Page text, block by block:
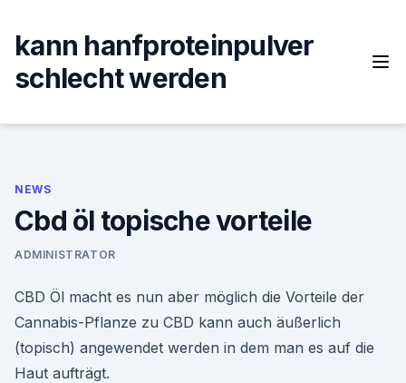
content
kann hanfproteinpulver
schlecht werden
NEWS
Cbd öl topische vorteile
ADMINISTRATOR
CBD Öl macht es nun aber möglich die Vorteile der
Cannabis-Pflanze zu CBD kann auch äußerlich
(topisch) angewendet werden in dem man es auf die
Haut aufträgt.